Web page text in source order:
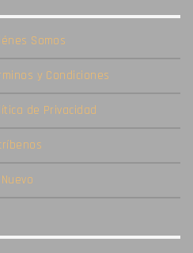
Somos
y Condiciones
de Privacidad